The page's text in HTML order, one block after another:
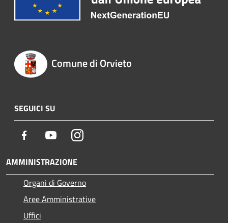
Comune di Orvieto
SEGUICI SU
Facebook YoutubeInstagram
AMMINISTRAZIONE
Organi di Governo
Aree Amministrative
Uffici